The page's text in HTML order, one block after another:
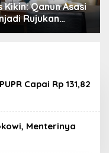
Kikin: Qanun Asasi
Rujukan
NU,
Capai Rp 131,82
Menterinya